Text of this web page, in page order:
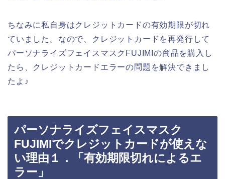
ちなみに私自身はクレジットカードの有効期限が切れ
ていました。なので、クレジットカードを再発行して
パーソナライズフェイスマスクFUJIMIの商品を購入し
たら、クレジットカードエラーの問題を解決できまし
たよ♪
パーソナライズフェイスマスク
FUJIMIでクレジットカードが使えな
い理由１．「有効期限切れによるエ
ラー」